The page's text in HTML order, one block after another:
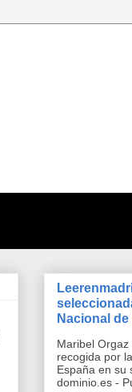
Nacional de
Maribel
recogida por
España en su
dominio.es -